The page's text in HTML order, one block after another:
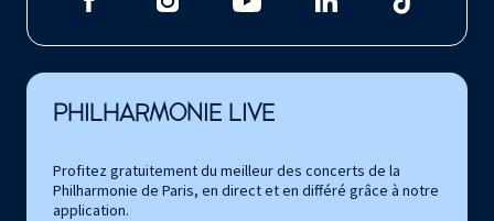
PHILHARMONIE LIVE
Profitez gratuitement du meilleur des concerts de la
Philharmonie de Paris, en direct et en différé grâce à notre
application.